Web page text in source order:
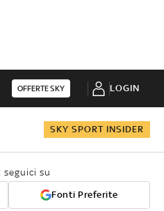
OFFERTE SKY LOGIN
SKY SPORT INSIDER
su
Fonti Preferite